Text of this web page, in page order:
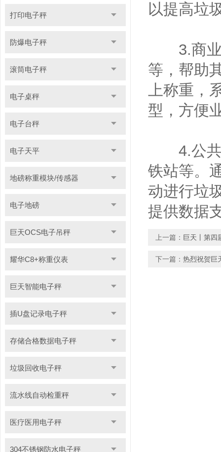
打印电子秤
防爆电子秤
滚筒电子秤
电子桌秤
电子台秤
电子天平
地磅称重模块/传感器
电子地磅
巨天OCS电子吊秤
耀华C8+称重仪表
巨天智能电子秤
插U盘记录电子秤
存储合格数据电子秤
垃圾回收电子秤
流水线自动检重秤
医疗医用电子秤
304不锈钢防水电子秤
以提高垃
3.商业
等，帮助
上称重，
型，方便
4.公共
铁站等。
动进行垃
提供数据
上一篇： 巨天丨第四
下一篇： 热烈祝贺巨